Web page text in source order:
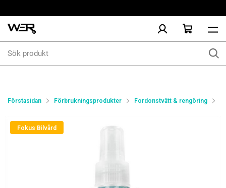
produkt
Förstasidan Förbrukningsprodukter Fordonstvätt & rengöring
Fokus Bilvård